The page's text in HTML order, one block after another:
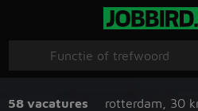
58 vacatures rotterdam 30